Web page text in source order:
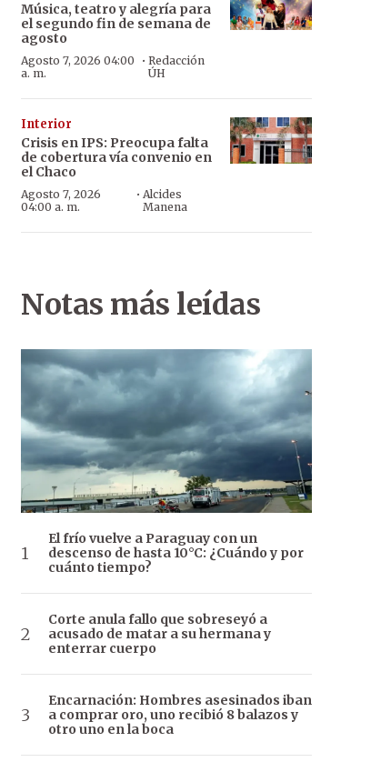
Música, teatro y alegría para
el segundo fin de semana de
agosto
Agosto 7, 2026 04:00
a. m.
· Redacción
ÚH
Interior
Crisis en IPS: Preocupa falta
de cobertura vía convenio en
el Chaco
Agosto 7, 2026
04:00 a. m.
·Alcides
Manena
Notas más leídas
El frío vuelve a Paraguay con un
descenso de hasta 10°C: ¿Cuándo y por
cuánto tiempo?
Corte anula fallo que sobreseyó a
acusado de matar a su hermana y
enterrar cuerpo
Encarnación: Hombres asesinados iban
a comprar oro, uno recibió 8 balazos y
otro uno en la boca